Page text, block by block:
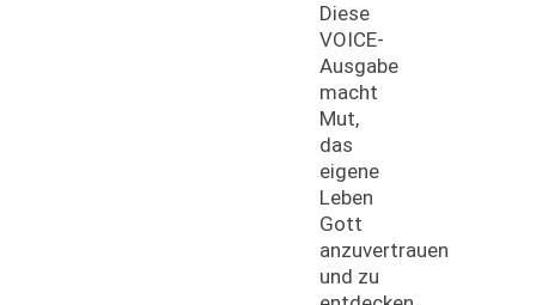
Diese
VOICE-
Ausgabe
macht
Mut,
das
eigene
Leben
Gott
anzuvertrauen
und zu